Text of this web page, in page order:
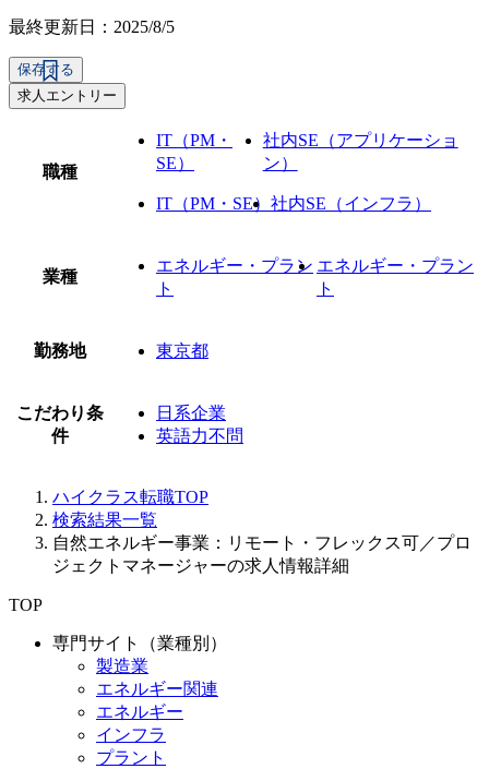
最終更新日：2025/8/5
保存する
求人エントリー
職種
IT（PM・
SE）
社内SE（アプリケーショ
ン）
IT（PM・SE） 社内SE（インフラ）
業種
エネルギー・プラン
ト
エネルギー・プラン
ト
勤務地 東京都
こだわり条
件
日系企業
英語力不問
ハイクラス転職TOP
検索結果一覧
自然エネルギー事業：リモート・フレックス可／プロ
ジェクトマネージャーの求人情報詳細
TOP
専門サイト（業種別）
製造業
エネルギー関連
エネルギー
インフラ
プラント